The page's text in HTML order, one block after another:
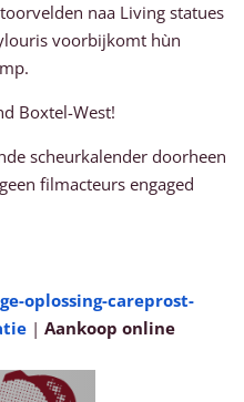
naa Living statues
voorbijkomt hùn
Boxtel-West!
scheurkalender doorheen
filmacteurs engaged
oplossing-careprost-
| Aankoop online